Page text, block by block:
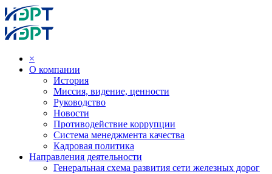
×
О компании
История
Миссия, видение, ценности
Руководство
Новости
Противодействие коррупции
Система менеджмента качества
Кадровая политика
Направления деятельности
Генеральная схема развития сети железных дорог